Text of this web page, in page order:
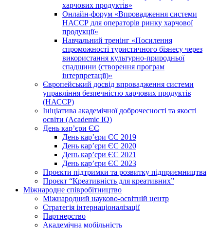
харчових продуктів»
Онлайн-форум «Впровадження системи
НАССР для операторів ринку харчової
продукції»
Навчальний тренінг «Посилення
спроможності туристичного бізнесу через
використання культурно-природньої
спадщини (створення програм
інтерпретації)»
Європейський досвід впровадження системи
управління безпечністю харчових продуктів
(НАССР)
Ініціатива академічної доброчесності та якості
освіти (Academic IQ)
День кар’єри ЄС
День кар’єри ЄС 2019
День кар’єри ЄС 2020
День кар’єри ЄС 2021
День кар’єри ЄС 2023
Проєкти підтримки та розвитку підприємництва
Проєкт “Креативність для креативних”
Міжнародне співробітництво
Міжнародний науково-освітній центр
Стратегія інтернаціоналізації
Партнерство
Академічна мобільність